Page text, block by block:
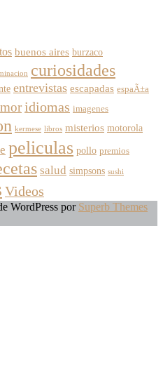
buenos aires burzaco
curiosidades
entrevistas escapadas espaÃ±a
idiomas imagenes
kermese libros misterios motorola
peliculas pollo premios
salud simpsons sushi
Videos
WordPress por Superb Themes